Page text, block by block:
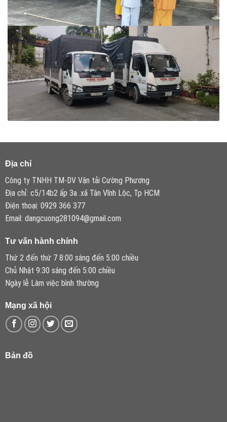
Địa chỉ
Công ty TNHH TM-DV Vận tải Cường Phương
Địa chỉ: c5/14b2 ấp 3a .xã Tân Vĩnh Lộc, Tp HCM
Điện thoại: 0929 366 377
Email: dangcuong281094@gmail.com
Tư vấn hành chính
Thứ 2 đến thứ 7 8:00 sáng đến 5:00 chiều
Chủ Nhật 9:30 sáng đến 5:00 chiều
Ngày lễ Làm việc bình thường
Mạng xã hội
Bản đồ